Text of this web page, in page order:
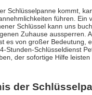
Schlüsselpanne kommt,
führen. Ein
Schlüssel kann uns
Zuhause aussperren.
es von großer Bedeutung,
Stunden-Schlüsseldienst
der sofortige Hilfe leisten
der